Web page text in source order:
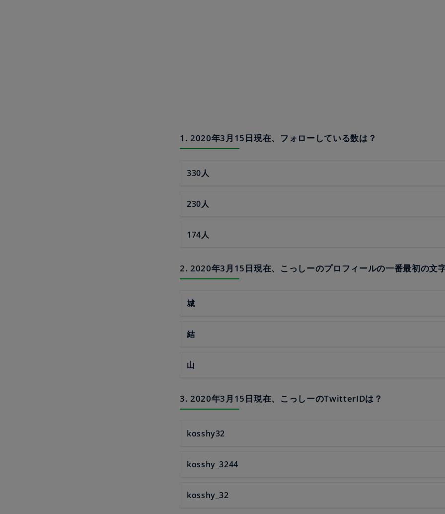
1. 2020年3月15日現在、フォローしている数は？
330人
230人
174人
2. 2020年3月15日現在、こっしーのプロフィールの一番最初の文
城
結
山
3. 2020年3月15日現在、こっしーのTwitterIDは？
kosshy32
kosshy_3244
kosshy_32